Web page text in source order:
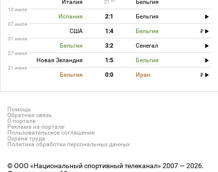
Италия 21 Бельгия
10 июля
Испания 2:1 Бельгия
07 июля
США 1:4 Бельгия
01 июля
Бельгия 3:2 Сенегал
27 июня
Новая Зеландия 1:5 Бельгия
21 июня
Бельгия 0:0 Иран
Помощь
Обратная связь
О портале
Реклама на портале
Пользовательское соглашение
Охрана труда
Политика обработки персональных данных
© ООО «Национальный спортивный телеканал» 2007 — 2026.